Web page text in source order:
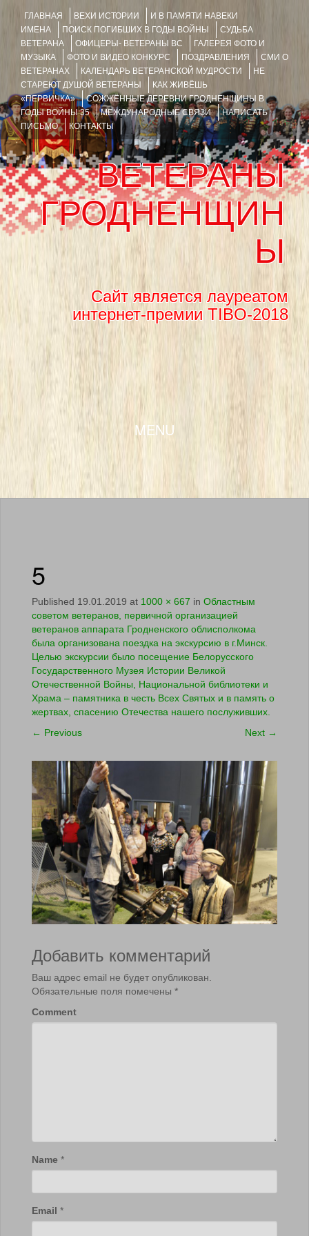
ГЛАВНАЯ ВЕХИ ИСТОРИИ
И В ПАМЯТИ НАВЕКИ
ИМЕНА
ПОИСК ПОГИБШИХ В ГОДЫ ВОЙНЫ
СУДЬБА
ВЕТЕРАНА
ОФИЦЕРЫ- ВЕТЕРАНЫ ВС
ГАЛЕРЕЯ ФОТО И
МУЗЫКА
ФОТО И ВИДЕО КОНКУРС ПОЗДРАВЛЕНИЯ
СМИ О
ВЕТЕРАНАХ
КАЛЕНДАРЬ ВЕТЕРАНСКОЙ МУДРОСТИ
НЕ
СТАРЕЮТ ДУШОЙ ВЕТЕРАНЫ
КАК ЖИВЁШЬ
«ПЕРВИЧКА»
СОЖЖЁННЫЕ ДЕРЕВНИ ГРОДНЕНЩИНЫ В
ГОДЫ ВОЙНЫ 35
МЕЖДУНАРОДНЫЕ СВЯЗИ
НАПИСАТЬ
ПИСЬМО
КОНТАКТЫ
ВЕТЕРАНЫ
ГРОДНЕНЩИН
Ы
Сайт является лауреатом
интернет-премии TIBO-2018
MENU
SKIP TO CONTENT
5
Published 19.01.2019 at 1000 × 667 in Областным
советом ветеранов, первичной организацией
ветеранов аппарата Гродненского облисполкома
была организована поездка на экскурсию в г.Минск.
Целью экскурсии было посещение Белорусского
Государственного Музея Истории Великой
Отечественной Войны, Национальной библиотеки и
Храма – памятника в честь Всех Святых и в память о
жертвах, спасению Отечества нашего послуживших.
← Previous Next →
Добавить комментарий
Ваш адрес email не будет опубликован.
Обязательные поля помечены *
Comment
Name *
Email *